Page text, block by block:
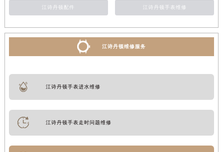
江诗丹顿配件 江诗丹顿手表维修
江诗丹顿维修服务
江诗丹顿手表进水维修
江诗丹顿手表走时问题维修